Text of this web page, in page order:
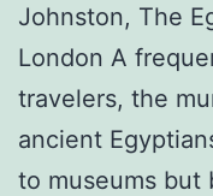
Johnston, The
London A
travelers, the
ancient
to museums but